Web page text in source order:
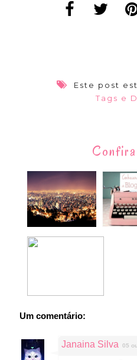
Este post
Tags e
Confira
Um comentário:
Janaina Silva 05